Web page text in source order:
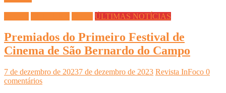
ÚLTIMAS NOTÍCIAS
Premiados do Primeiro Festival de
Cinema de São Bernardo do Campo
7 de dezembro de 20237 de dezembro de 2023 Revista InFoco 0
comentários